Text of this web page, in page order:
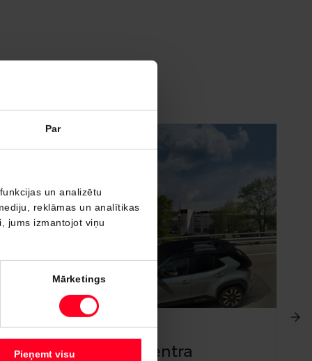
Par
un analizētu
reklāmas un analītikas
jums izmantojot viņu
Mārketings
Pieņemt visu
Amserv sāk autocentra